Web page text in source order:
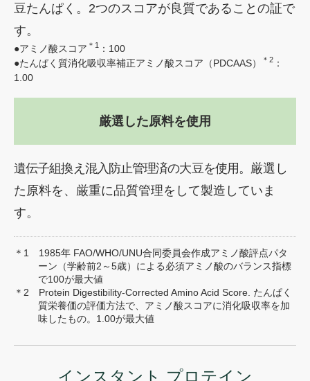
豆たんぱく。 2つのスコアが良質であることの証で
す。
●アミノ酸スコア ＊1
：100
●たんぱく質消化吸収率補正アミノ酸スコア（PDCAAS）
＊2 ：
1.00
厳選した原料を使用
遺伝子組換え混入防止管理済の大豆を使用。 厳選し
た原料を、厳重に品質管理をして製造していま
す。
＊1 1985年 FAO/WHO/UNU合同委員会作成アミノ酸評点パタ
ーン（学齢前2～5歳）による必須アミノ酸のバランス指標
で100が最大値
＊2 Protein Digestibility-Corrected Amino Acid Score. たんぱく
質栄養価の評価方法で、アミノ酸スコアに消化吸収率を加
味したもの。1.00が最大値
インスタント プロテイン